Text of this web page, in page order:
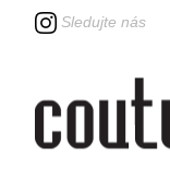
Sledujte nás